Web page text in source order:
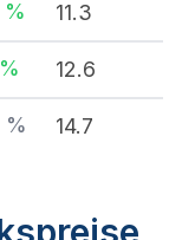
% 11.3
% 12.6
% 14.7